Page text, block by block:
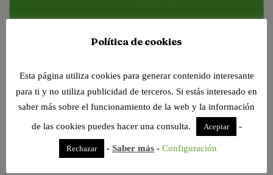
Escribimos sobre todas estas categorías. Elige tu
temática favorita
Política de cookies
Esta página utiliza cookies para generar contenido interesante
para ti y no utiliza publicidad de terceros. Si estás interesado en
saber más sobre el funcionamiento de la web y la información
de las cookies puedes hacer una consulta.
Aceptar -
Rechazar - Saber más - Configuración